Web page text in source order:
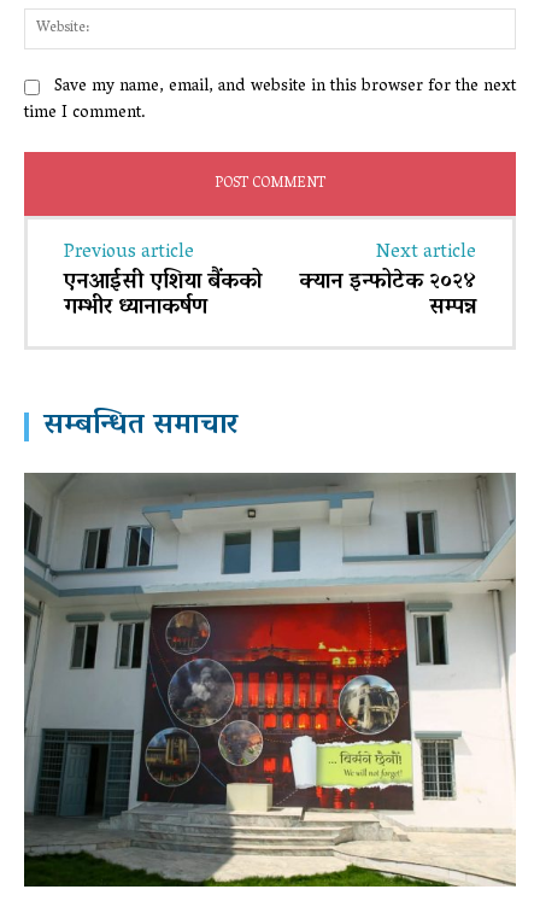
Save my name, email, and website in this browser for the next
time I comment.
Previous article
एनआईसी एशिया बैंकको
गम्भीर ध्यानाकर्षण
Next article
क्यान इन्फोटेक २०२४
सम्पन्न
सम्बन्धित समाचार